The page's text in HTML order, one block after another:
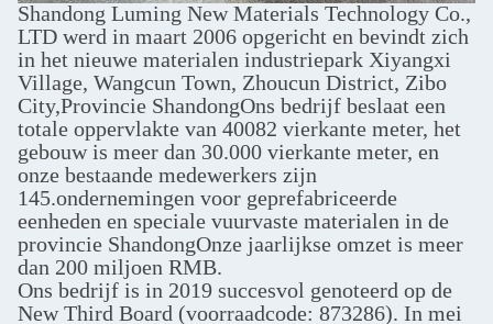
Shandong Luming New Materials Technology Co.,
LTD werd in maart 2006 opgericht en bevindt zich
in het nieuwe materialen industriepark Xiyangxi
Village, Wangcun Town, Zhoucun District, Zibo
City,Provincie ShandongOns bedrijf beslaat een
totale oppervlakte van 40082 vierkante meter, het
gebouw is meer dan 30.000 vierkante meter, en
onze bestaande medewerkers zijn
145.ondernemingen voor geprefabriceerde
eenheden en speciale vuurvaste materialen in de
provincie ShandongOnze jaarlijkse omzet is meer
dan 200 miljoen RMB.
Ons bedrijf is in 2019 succesvol genoteerd op de
New Third Board (voorraadcode: 873286). In mei